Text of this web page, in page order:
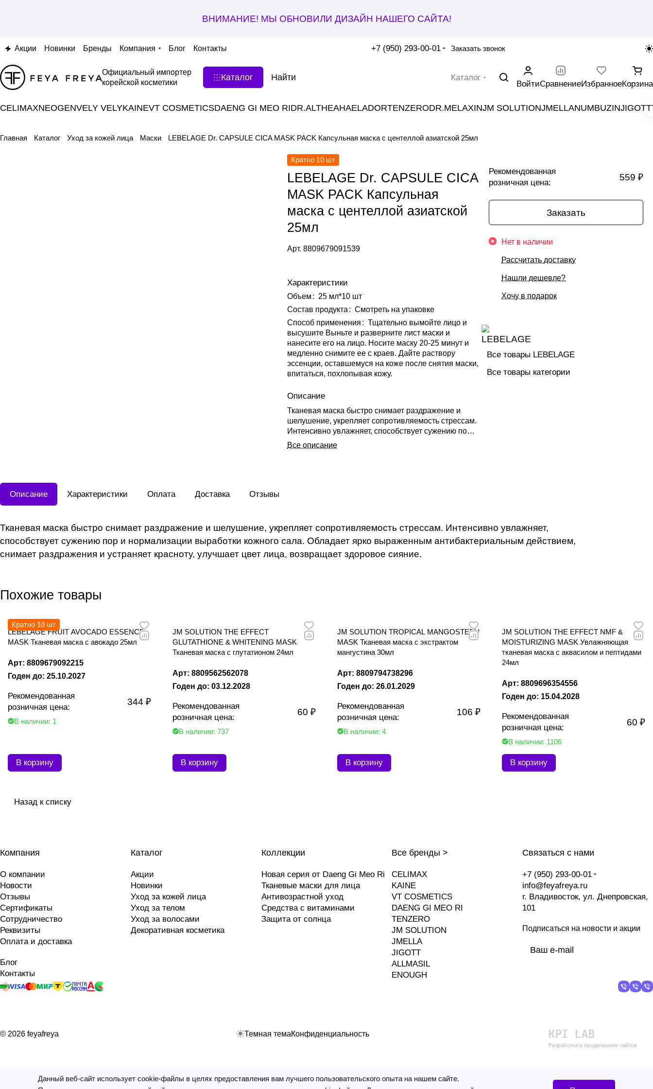
ВНИМАНИЕ! МЫ ОБНОВИЛИ ДИЗАЙН НАШЕГО САЙТА!
Акции Новинки Бренды Компания Блог Контакты +7 (950) 293-00-01 Заказать звонок
Официальный импортер
корейской косметики
Каталог Каталог
ВойтиСравнениеИзбранноеКорзина
CELIMAXNEOGENVELY VELYKAINEVT COSMETICSDAENG GI MEO RIDR.ALTHEAHAELADORTENZERODR.MELAXINJM SOLUTIONJMELLANUMBUZINJIGOTT
Главная Каталог Уход за кожей лица Маски LEBELAGE Dr. CAPSULE CICA MASK PACK Капсульная маска с центеллой азиатской 25мл
Кратно 10 шт
LEBELAGE Dr. CAPSULE CICA
MASK PACK Капсульная
маска с центеллой азиатской
25мл
Арт.8809679091539
Характеристики
Объем : 25 мл*10 шт
Состав продукта : Смотреть на упаковке
Способ применения : Тщательно вымойте лицо и
высушите Выньте и разверните лист маски и
нанесите его на лицо. Носите маску 20-25 минут и
медленно снимите ее с краев. Дайте раствору
эссенции, оставшемуся на коже после снятия маски,
впитаться, похлопывая кожу.
Описание
Тканевая маска быстро снимает раздражение и
шелушение, укрепляет сопротивляемость стрессам.
Интенсивно увлажняет, способствует сужению пор и
нормализации выработки кожного сала. Обладает
ярко выраженным антибактериальным действием,
Все описание
Рекомендованная
розничная цена:
559 ₽
Заказать
Нет в наличии
Рассчитать доставку
Нашли дешевле?
Хочу в подарок
Все товары LEBELAGE
Все товары категории
Описание Характеристики Оплата Доставка Отзывы
Тканевая маска быстро снимает раздражение и шелушение, укрепляет сопротивляемость стрессам. Интенсивно увлажняет,
способствует сужению пор и нормализации выработки кожного сала. Обладает ярко выраженным антибактериальным действием,
снимает раздражения и устраняет красноту, улучшает цвет лица, возвращает здоровое сияние.
Похожие товары
Кратно 10 шт
LEBELAGE FRUIT AVOCADO ESSENCE
MASK Тканевая маска с авокадо 25мл
Арт: 8809679092215
Годен до: 25.10.2027
Рекомендованная
розничная цена:
344 ₽
В наличии: 1
В корзину
JM SOLUTION THE EFFECT
GLUTATHIONE & WHITENING MASK
Тканевая маска с глутатионом 24мл
Арт: 8809562562078
Годен до: 03.12.2028
Рекомендованная
розничная цена:
60 ₽
В наличии: 737
В корзину
JM SOLUTION TROPICAL MANGOSTEEN
MASK Тканевая маска с экстрактом
мангустина 30мл
Арт: 8809794738296
Годен до: 26.01.2029
Рекомендованная
розничная цена:
106 ₽
В наличии: 4
В корзину
JM SOLUTION THE EFFECT NMF &
MOISTURIZING MASK Увлажняющая
тканевая маска с аквасилом и пептидами
24мл
Арт: 8809696354556
Годен до: 15.04.2028
Рекомендованная
розничная цена:
60 ₽
В наличии: 1106
В корзину
Назад к списку
Каталог
Акции
Новинки
Уход за кожей лица
Уход за телом
Уход за волосами
Декоративная косметика
Компания
О компании
Новости
Отзывы
Сертификаты
Сотрудничество
Реквизиты
Оплата и доставка
Блог
Контакты
Коллекции
Новая серия от Daeng Gi Meo Ri
Тканевые маски для лица
Антивозрастной уход
Средства с витаминами
Защита от солнца
Все бренды >
CELIMAX
KAINE
VT COSMETICS
DAENG GI MEO RI
TENZERO
JM SOLUTION
JMELLA
JIGOTT
ALLMASIL
ENOUGH
Связаться с нами
+7 (950) 293-00-01
info@feyafreya.ru
г. Владивосток, ул. Днепровская,
101
Подписаться на новости и акции
© 2026 feyafreya Темная темаКонфиденциальность
Разработка и продвижение сайтов
На информационном ресурсе применяютсярекомендательные технологии.
Данный веб-сайт использует cookie-файлы в целях предоставления вам лучшего пользовательского опыта на нашем сайте.